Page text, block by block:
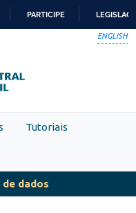
PARTICIPE
ENGLISH
Tutoriais
dados